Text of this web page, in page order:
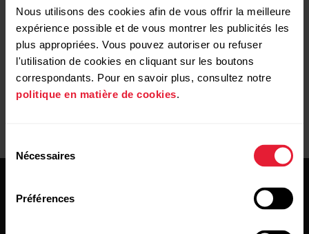
Nous utilisons des cookies afin de vous offrir la meilleure
expérience possible et de vous montrer les publicités les
plus appropriées. Vous pouvez autoriser ou refuser
l'utilisation de cookies en cliquant sur les boutons
correspondants. Pour en savoir plus, consultez notre
politique en matière de cookies.
du Nécessaires
Préférences
envoyer votre capteur dans un
centre de service
après-vente Polar afin que nous le mettions à jour.